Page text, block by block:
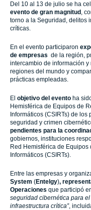
Del 10 al 13 de julio se ha
evento de gran magnitud ,
torno a la Seguridad, delitos
críticas.
En el evento participaron
de empresas de la región,
intercambio de información
regiones del mundo y
prácticas empleadas.
El objetivo del evento ha
Hemisférica de Equipos de
Informáticos (CSIRTs) de
seguridad y crimen
pendientes para la
gobiernos, instituciones
Red Hemisférica de
Informáticos (CSIRTs).
Entre las empresas y
System (Entelgy),
Operaciones que participó
seguridad cibernética para
infraestructura crítica”,